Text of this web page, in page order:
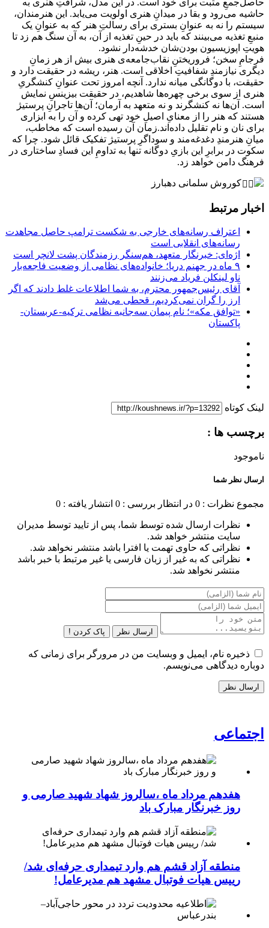
حاشیه می‌رود و بقا در میدانِ هنری اولویت می‌یابد. این هنرمندان،
سیستم را نه به عنوانِ بستری برای رسالتِ هنر که به عنوانِ یک
منبعِ تغذیه می‌بینند که باید در حینِ تغذیه از آن، به آن سنگ هم زد تا
هویتِ اپوزیسیون بودن‌شان خدشه‌دار نشود.
فرجامِ سخن؛ فروریختنِ نقابجامعه‌ی هنری بیش از هر زمانِ
دیگری نیازمندِ شفافیتِ اخلاقی است. هنر، ریشه در حقیقت دارد و
حقیقت، با دوگانگی میانه ندارد. آنچه امروز تحت عنوانِ کنشگریِ
هنری از سوی برخی چهره‌ها شاهدیم، در حقیقت بیزینسِ نمایش
است. آن‌ها نه کنشگرند و نه متعهد به آرمان؛ آن‌ها تاجرانِ پرستیژ
هستند که هنر را از معنایِ اصیلِ خود تهی کرده و آن را به ابزاری
برای نان و نام تقلیل داده‌اند.زمان آن رسیده است که مخاطب،
میانِ هنرمندِ دغدغه‌مند و سوداگرِ پرستیژ تفکیک قائل شود. چرا که
سکوت در برابرِ این بازیِ دوگانه تنها به تداومِ این فسادِ ساختاری در
فرهنگ دامن خواهد زد.
کوروش سلمانی دهبارز
اخبار مرتبط
اعتراف رسانه‌های خارجی به شکست ترامپ حاصل مجاهدت
رسانه‌های انقلابی است
اژه‌ای: خبرنگار متعهد، هم‌سنگر رزمندگان پشت لانچر است
۹ ماه در جهنم دریا؛ خانواده‌های نظامی از وضعیت فاجعه‌بار
ناو لینکلن فریاد می‌زنند
آقای رئیس‌جمهور محترم، به شما اطلاعات غلط دادند که اگر
ارز را گران نمی‌کردیم، قحطی می‌شد
«توافق مکه»؛ نام پیمان سه‌جانبه نظامی ترکیه-عربستان-
پاکستان
لینک کوتاه
برچسب ها :
ناموجود
ارسال نظر شما
مجموع نظرات : 0 در انتظار بررسی : 0 انتشار یافته : 0
نظرات ارسال شده توسط شما، پس از تایید توسط مدیران
سایت منتشر خواهد شد.
نظراتی که حاوی تهمت یا افترا باشد منتشر نخواهد شد.
نظراتی که به غیر از زبان فارسی یا غیر مرتبط با خبر باشد
منتشر نخواهد شد.
ارسال نظر پاک کردن !
ذخیره نام، ایمیل و وبسایت من در مرورگر برای زمانی که
دوباره دیدگاهی می‌نویسم.
اجتماعی
هفدهم مرداد ماه ،سالروز شهاد شهید صارمی و
روز خبرنگار مبارک باد
منطقه آزاد قشم هم وارد تیمداری حرفه‌ای شد/
رییس هیات فوتبال مشهد هم مدیرعامل!